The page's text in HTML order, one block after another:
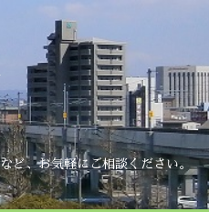
ど、お気軽にご相談ください。